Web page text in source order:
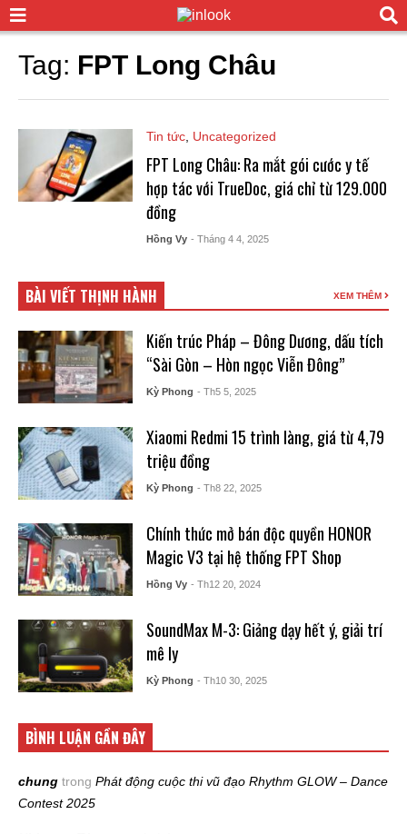
Tag: FPT Long Châu
Tin tức, Uncategorized
FPT Long Châu: Ra mắt gói cước y tế
hợp tác với TrueDoc, giá chỉ từ 129.000
đồng
Hồng Vy - Tháng 4 4, 2025
BÀI VIẾT THỊNH HÀNH XEM THÊM
Kiến trúc Pháp – Đông Dương, dấu tích
“Sài Gòn – Hòn ngọc Viễn Đông”
Kỳ Phong - Th5 5, 2025
Xiaomi Redmi 15 trình làng, giá từ 4,79
triệu đồng
Kỳ Phong - Th8 22, 2025
Chính thức mở bán độc quyền HONOR
Magic V3 tại hệ thống FPT Shop
Hồng Vy - Th12 20, 2024
SoundMax M-3: Giảng dạy hết ý, giải trí
mê ly
Kỳ Phong - Th10 30, 2025
BÌNH LUẬN GẦN ĐÂY
chung trong Phát động cuộc thi vũ đạo Rhythm GLOW – Dance
Contest 2025